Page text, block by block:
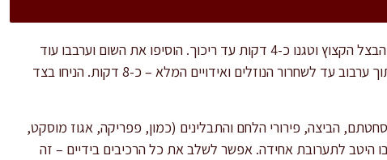
במחבת רחבה חממו 2 כפות שמן זית על חום בינוני. הוסיפו את הבצל הקצוץ וטגנו כ-4 דקות עד ריכוך. הוסיפו את השום וערבבו עוד
כדקה עד ליציאת ארומה. הוסיפו את הפטריות הקצוצות וטגנו תוך ערבוב עד לשחרור הנוזלים ואידויים המלא – כ-8 דקות. הניחו בצד
הביצה, פירורי הלחם והתבלינים (כמון, פפריקה, אגוז מוסקט,
היטב לתערובת אחידה. אפשר לשלב את כל הרכיבים בידיים – זה